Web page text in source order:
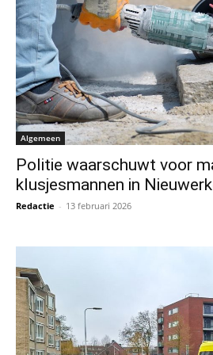
Algemeen
Politie waarschuwt voor
klusjesmannen in
Redactie - 13 februari 2026